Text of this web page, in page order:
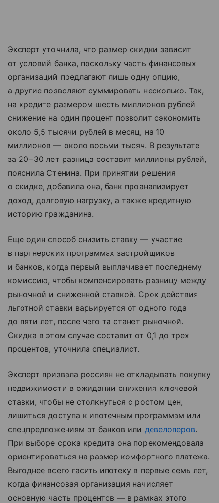
Эксперт уточнила, что размер скидки зависит
от условий банка, поскольку часть финансовых
организаций предлагают лишь одну опцию,
а другие позволяют суммировать несколько. Так,
на кредите размером шесть миллионов рублей
снижение на один процент позволит сэкономить
около 5,5 тысячи рублей в месяц, на 10
миллионов — около восьми тысяч. В результате
за 20−30 лет разница составит миллионы рублей,
пояснила Стенина. При принятии решения
о скидке, добавила она, банк проанализирует
доход, долговую нагрузку, а также кредитную
историю гражданина.
Еще один способ снизить ставку — участие
в партнерских программах застройщиков
и банков, когда первый выплачивает последнему
комиссию, чтобы компенсировать разницу между
рыночной и сниженной ставкой. Срок действия
льготной ставки варьируется от одного года
до пяти лет, после чего та станет рыночной.
Скидка в этом случае составит от 0,1 до трех
процентов, уточнила специалист.
Эксперт призвала россиян не откладывать покупку
недвижимости в ожидании снижения ключевой
ставки, чтобы не столкнуться с ростом цен,
лишиться доступа к ипотечным программам или
спецпредложениям от банков или девелоперов.
При выборе срока кредита она порекомендовала
ориентироваться на размер комфортного платежа.
Выгоднее всего гасить ипотеку в первые семь лет,
когда финансовая организация начисляет
основную часть процентов — в рамках этого